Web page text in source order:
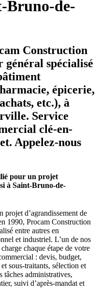
Bruno-de-
Construction
spécialisé
épicerie,
etc.), à
Service
clé-en-
Appelez-nous
pour un projet
à Saint-Bruno-de-
d’agrandissement de
1990, Procam Construction
entre autres en
et industriel. L’un de nos
chaque étape de votre
: devis, budget,
sous-traitants, sélection et
tâches administratives,
suivi d’après-mandat et